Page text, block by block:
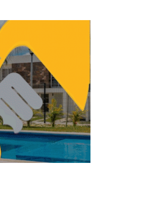
Lina Bo Bardi: la
arquitecta que
humanizó la modernidad
FERNANDA HERNÁNDEZ
MARZO 20, 2026